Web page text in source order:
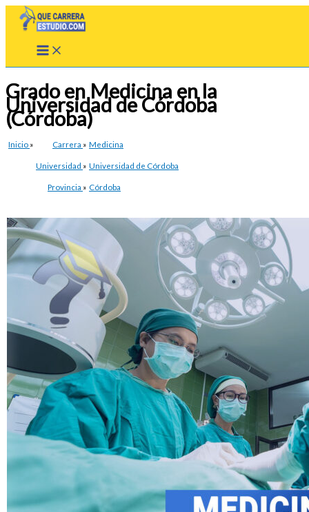
Grado en Medicina en la
Universidad de Córdoba
(Córdoba)
Inicio » Carrera » Medicina
Universidad » Universidad de Córdoba
Provincia » Córdoba